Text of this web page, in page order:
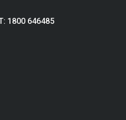
1800 646485